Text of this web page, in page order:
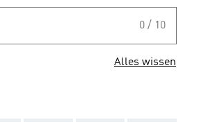
0 / 10
Alles wissen